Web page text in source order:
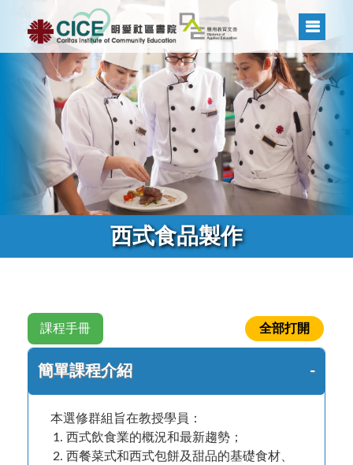
西式食品製作
課程手冊
簡單課程介紹
本選修群組旨在教授學員：
西式飲食業的概況和最新趨勢；
西餐菜式和西式包餅及甜品的基礎食材、